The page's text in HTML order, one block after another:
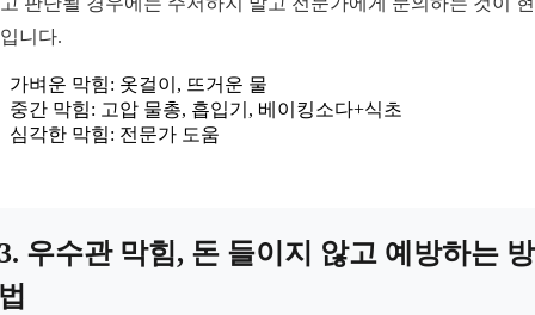
니다.
가벼운 막힘: 옷걸이, 뜨거운 물
중간 막힘: 고압 물총, 흡입기, 베이킹소다+식초
심각한 막힘: 전문가 도움
우수관 막힘, 돈 들이지 않고 예방하는 방